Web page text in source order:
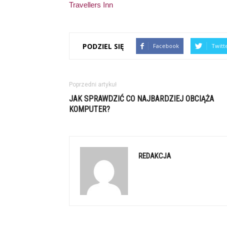
Travellers Inn
PODZIEL SIĘ Facebook
Poprzedni artykuł
JAK SPRAWDZIĆ CO NAJBARDZIEJ OBCIĄŻA
KOMPUTER?
REDAKCJA